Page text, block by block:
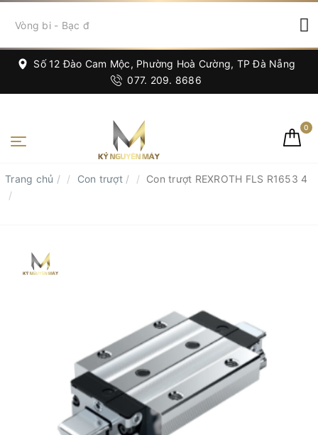
Số 12 Đào Cam Mộc, Phường Hoà Cường, TP Đà Nẵng
077. 209. 8686
0
Trang chủ / Con trượt/ Con trượt REXROTH FLS R1653 4